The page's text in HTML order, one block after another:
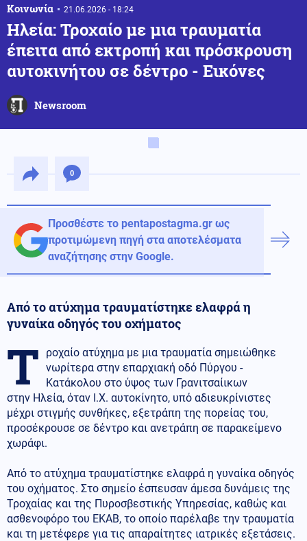
Κοινωνία 21.06.2026 - 18:24
Ηλεία: Τροχαίο με μια τραυματία
έπειτα από εκτροπή και πρόσκρουση
αυτοκινήτου σε δέντρο - Εικόνες
Newsroom
0
Προσθέστε το pentapostagma.gr ως
προτιμώμενη πηγή στα αποτελέσματα
αναζήτησης στην Google.
Από το ατύχημα τραυματίστηκε ελαφρά η
γυναίκα οδηγός του οχήματος
Τ
ροχαίο ατύχημα με μια τραυματία σημειώθηκε
νωρίτερα στην επαρχιακή οδό Πύργου -
Κατάκολου στο ύψος των Γρανιτσαίικων
στην Ηλεία, όταν Ι.Χ. αυτοκίνητο, υπό αδιευκρίνιστες
μέχρι στιγμής συνθήκες, εξετράπη της πορείας του,
προσέκρουσε σε δέντρο και ανετράπη σε παρακείμενο
χωράφι.
Από το ατύχημα τραυματίστηκε ελαφρά η γυναίκα οδηγός
του οχήματος. Στο σημείο έσπευσαν άμεσα δυνάμεις της
Τροχαίας και της Πυροσβεστικής Υπηρεσίας, καθώς και
ασθενοφόρο του ΕΚΑΒ, το οποίο παρέλαβε την τραυματία
και τη μετέφερε για τις απαραίτητες ιατρικές εξετάσεις.